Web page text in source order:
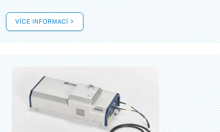
VÍCE INFORMACÍ >